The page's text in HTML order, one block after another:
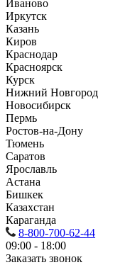
Иваново
Иркутск
Казань
Киров
Краснодар
Красноярск
Курск
Нижний Новгород
Новосибирск
Пермь
Ростов-на-Дону
Тюмень
Саратов
Ярославль
Астана
Бишкек
Казахстан
Караганда
8-800-700-62-44
09:00 - 18:00
Заказать звонок